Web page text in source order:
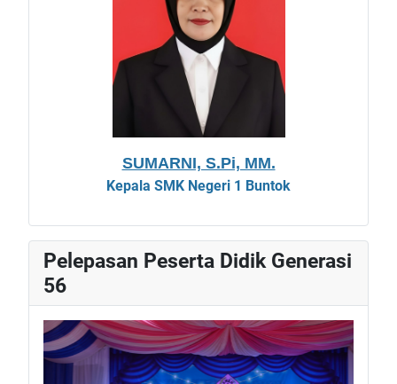
SUMARNI, S.Pi, MM.
Kepala SMK Negeri 1 Buntok
Pelepasan Peserta Didik Generasi
56